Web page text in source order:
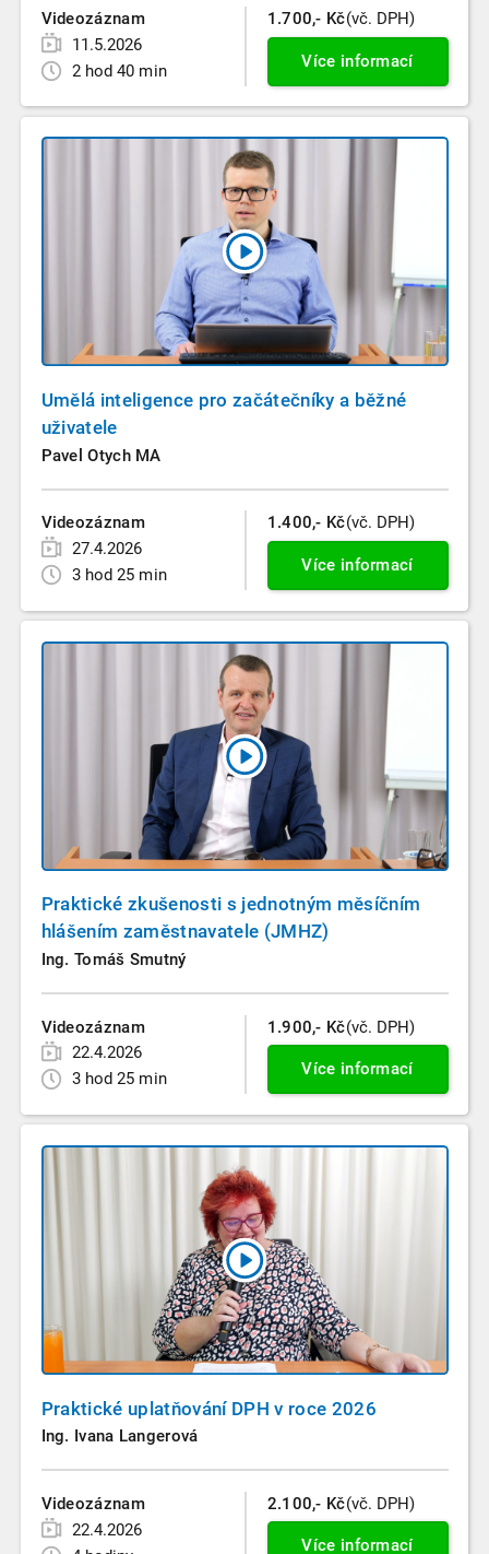
Videozáznam
11.5.2026
2 hod 40 min
1.700,- Kč(vč. DPH)
Více informací
Umělá inteligence pro začátečníky a běžné
uživatele
Pavel Otych MA
Videozáznam
27.4.2026
3 hod 25 min
1.400,- Kč(vč. DPH)
Více informací
Praktické zkušenosti s jednotným měsíčním
hlášením zaměstnavatele (JMHZ)
Ing. Tomáš Smutný
Videozáznam
22.4.2026
3 hod 25 min
1.900,- Kč(vč. DPH)
Více informací
Praktické uplatňování DPH v roce 2026
Ing. Ivana Langerová
Videozáznam
22.4.2026
2.100,- Kč(vč. DPH)
Více informací